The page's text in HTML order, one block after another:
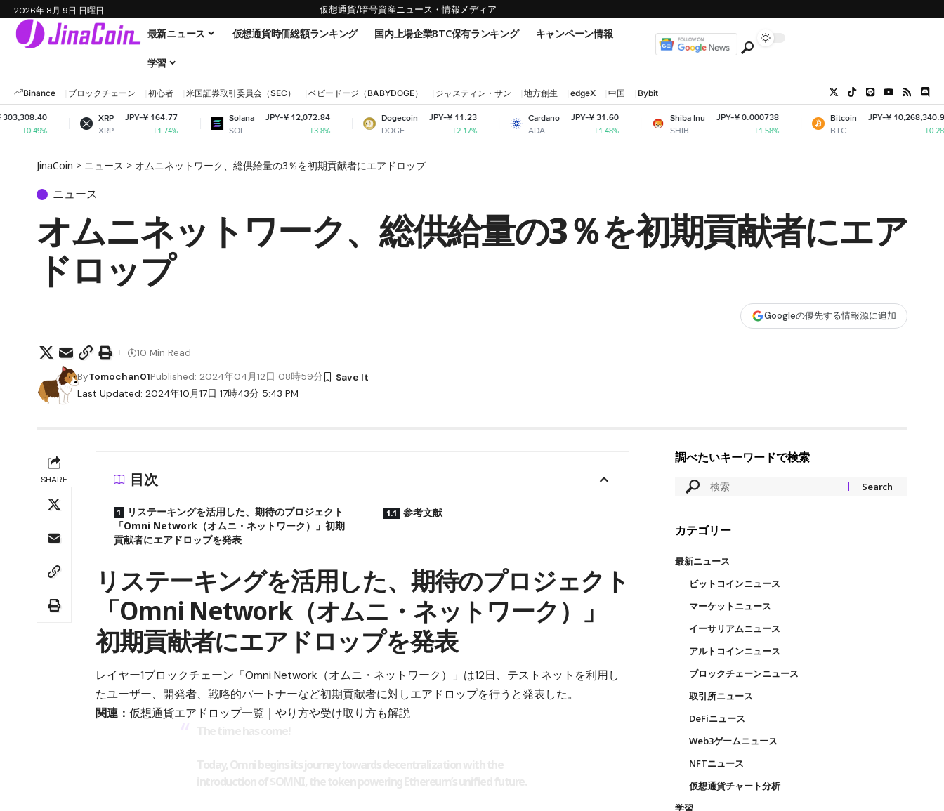
2026年 8月 9日 日曜日 仮想通貨/暗号資産ニュース・情報メディア
最新ニュース 仮想通貨時価総額ランキング 国内上場企業BTC保有ランキング キャンペーン情報
学習
Binance ブロックチェーン 初心者 米国証券取引委員会（SEC） ベビードージ（BABYDOGE） ジャスティン・サン 地方創生 edgeX 中国 Bybit
XRP
XRP
JPY-¥ 164.77
+1.74%
Solana
SOL
JPY-¥ 12,072.84
Dogecoin
DOGE
JPY-¥ 11.23
+2.17%
Cardano
ADA
JPY-¥ 31.60
+1.48%
Shiba Inu
SHIB
JPY-¥ 0.000738
Bitcoin
BTC
JPY-¥ 10,268,340.96
JinaCoin > ニュース > オムニネットワーク、総供給量の3％を初期貢献者にエアドロップ
ニュース
オムニネットワーク、総供給量の3％を初期貢献者にエア
ドロップ
Googleの優先する情報源に追加
Last Updated: 2024年10月17日 17時43分 5:43 PM
ByTomochan01Published: 2024年04月12日 08時59分
10 Min Read
SHARE 目次
リステーキングを活用した、期待のプロジェクト
「Omni Network（オムニ・ネットワーク）」初期
貢献者にエアドロップを発表
参考文献
リステーキングを活用した、期待のプロジェクト
「Omni Network（オムニ・ネットワーク）」
初期貢献者にエアドロップを発表
レイヤー1ブロックチェーン「Omni Network（オムニ・ネットワーク）」は12日、テストネットを利用し
たユーザー、開発者、戦略的パートナーなど初期貢献者に対しエアドロップを行うと発表した。
関連：仮想通貨エアドロップ一覧｜やり方や受け取り方も解説
調べたいキーワードで検索
カテゴリー
最新ニュース
ビットコインニュース
マーケットニュース
イーサリアムニュース
アルトコインニュース
ブロックチェーンニュース
取引所ニュース
DeFiニュース
Web3ゲームニュース
NFTニュース
仮想通貨チャート分析
学習